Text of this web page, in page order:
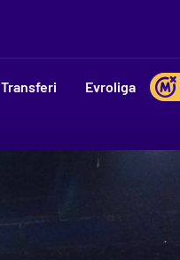
Transferi Evroliga